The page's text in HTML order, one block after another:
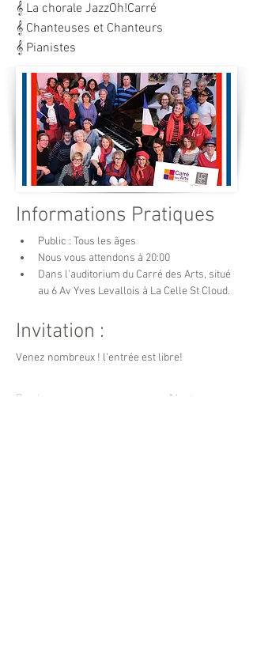
𝄞 La chorale JazzOh!Carré
𝄞 Chanteuses et Chanteurs
𝄞 Pianistes
Informations Pratiques
Public : Tous les âges
Nous vous attendons à 20:00
Dans l'auditorium du Carré des Arts, situé
au 6 Av Yves Levallois à La Celle St Cloud.
Invitation :
Venez nombreux ! l'entrée est libre!
Previous Next